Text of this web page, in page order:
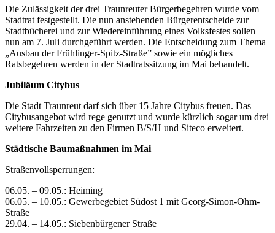
Die Zulässigkeit der drei Traunreuter Bürgerbegehren wurde vom
Stadtrat festgestellt. Die nun anstehenden Bürgerentscheide zur
Stadtbücherei und zur Wiedereinführung eines Volksfestes sollen
nun am 7. Juli durchgeführt werden. Die Entscheidung zum Thema
„Ausbau der Frühlinger-Spitz-Straße” sowie ein mögliches
Ratsbegehren werden in der Stadtratssitzung im Mai behandelt.
Jubiläum Citybus
Die Stadt Traunreut darf sich über 15 Jahre Citybus freuen. Das
Citybusangebot wird rege genutzt und wurde kürzlich sogar um drei
weitere Fahrzeiten zu den Firmen B/S/H und Siteco erweitert.
Städtische Baumaßnahmen im Mai
Straßenvollsperrungen:
06.05. – 09.05.: Heiming
06.05. – 10.05.: Gewerbegebiet Südost 1 mit Georg-Simon-Ohm-
Straße
29.04. – 14.05.: Siebenbürgener Straße